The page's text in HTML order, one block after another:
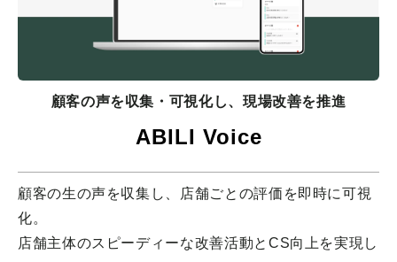
顧客の声を収集・可視化し、現場改善を推進
ABILI Voice
顧客の生の声を収集し、店舗ごとの評価を即時に可視
化。
店舗主体のスピーディーな改善活動とCS向上を実現し